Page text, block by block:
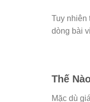
Tuy nhiên
dòng bài
Thế
Mặc dù